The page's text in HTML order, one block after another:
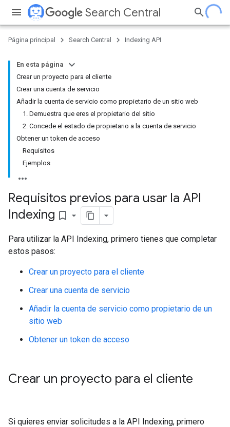
Search Central
Página principal Search Central Indexing API
En esta página
Crear un proyecto para el cliente
Crear una cuenta de servicio
Añadir la cuenta de servicio como propietario de un sitio web
1. Demuestra que eres el propietario del sitio
2. Concede el estado de propietario a la cuenta de servicio
Obtener un token de acceso
Requisitos
Ejemplos
Requisitos previos para usar la API
Indexing bookmark_border
Para utilizar la API Indexing, primero tienes que completar
estos pasos:
Crear un proyecto para el cliente
Crear una cuenta de servicio
Añadir la cuenta de servicio como propietario de un
sitio web
Obtener un token de acceso
Crear un proyecto para el cliente
Si quieres enviar solicitudes a la API Indexing, primero